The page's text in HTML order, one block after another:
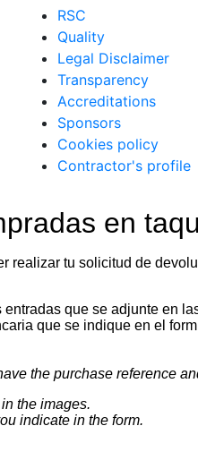
RSC
Quality
Legal Disclaimer
Transparency
Accreditations
Sponsors
Cookies policy
Contractor's profile
en
realizar tu solicitud de
que se adjunte en
que se indique en el
the purchase reference
the images.
indicate in the form.